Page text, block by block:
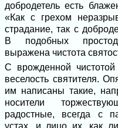
добродетель есть
«Как с грехом
страдание, так с
В подобных
выражена чистота
С врожденной
веселость святителя.
им написаны такие,
носители
радостные, всегда с
устах, и лицо их, как